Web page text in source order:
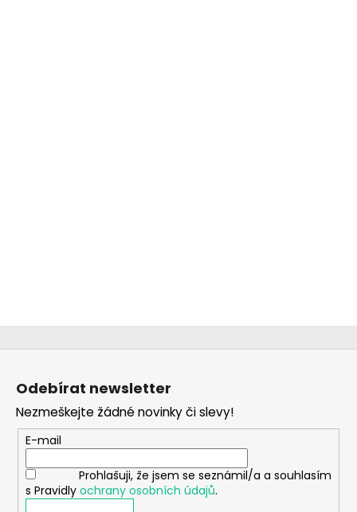
Z
Odebírat newsletter
Nezmeškejte žádné novinky či slevy!
E-mail
Prohlašuji, že jsem se seznámil/a a souhlasím
s Pravidly ochrany osobních údajů.